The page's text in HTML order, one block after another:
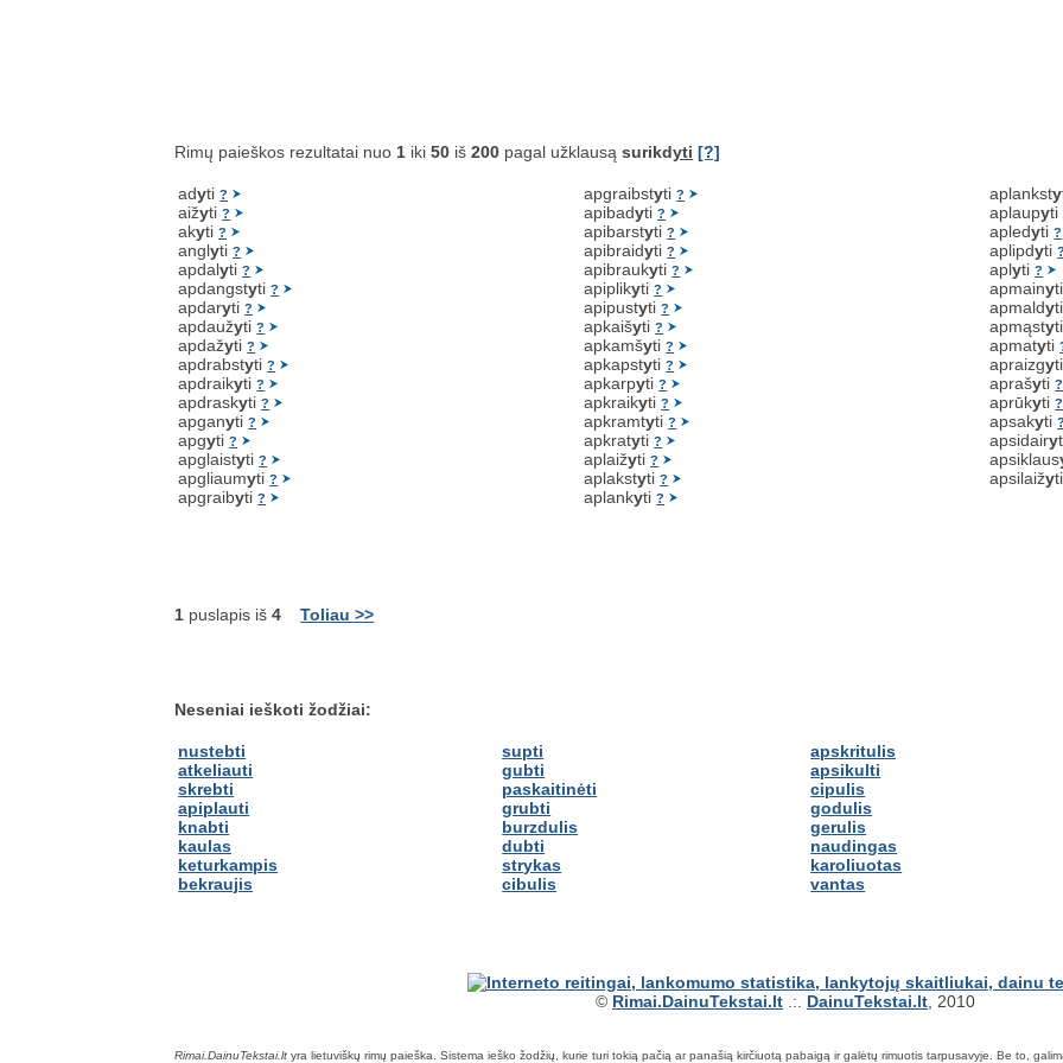
Rimų paieškos rezultatai nuo 1 iki50 iš200 pagal užklausąsurikdyti [?]
adyti?
aižyti?
akyti?
anglyti?
apdalyti?
apdangstyti?
apdaryti?
apdaužyti?
apdažyti?
apdrabstyti?
apdraikyti?
apdraskyti?
apganyti?
apgyti?
apglaistyti?
apgliaumyti?
apgraibyti?
apgraibstyti?
apibadyti?
apibarstyti?
apibraidyti?
apibraukyti?
apiplikyti?
apipustyti?
apkaišyti?
apkamšyti?
apkapstyti?
apkarpyti?
apkraikyti?
apkramtyti?
apkratyti?
aplaižyti?
aplakstyti?
aplankyti?
aplanksty
aplaupyti
apledyti?
aplipdyti?
aplyti?
apmainy
apmaldy
apmąsty
apmatyti
apraizgy
aprašyti?
aprūkyti?
apsakyti?
apsidairy
apsiklaus
apsilaižy
1 puslapis iš4 Toliau >>
Neseniai ieškoti žodžiai:
nustebti
atkeliauti
skrebti
apiplauti
knabti
kaulas
keturkampis
bekraujis
supti
gubti
paskaitinėti
grubti
burzdulis
dubti
strykas
cibulis
apskritulis
apsikulti
cipulis
godulis
gerulis
naudingas
karoliuotas
vantas
© Rimai.DainuTekstai.lt .:. DainuTekstai.lt , 2010
Rimai.DainuTekstai.lt yra lietuviškų rimų paieška. Sistema ieško žodžių, kurie turi tokią pačią ar panašią kirčiuotą pabaigą ir galėtų rimuotis tarpusavyje. Be to,